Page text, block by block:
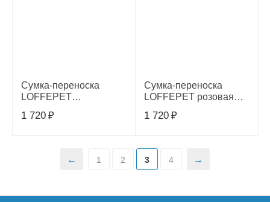
Сумка-переноска
LOFFEPET
53*22*29см, 00067451
1 720 ₽
Сумка-переноска
LOFFEPET розовая
00067455
1 720 ₽
1 2 3 4